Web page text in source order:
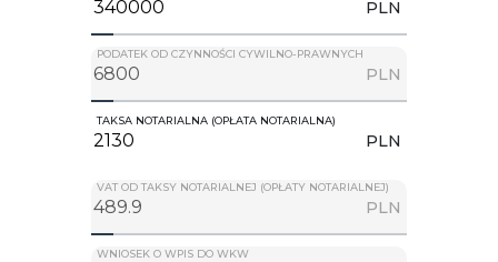
PLN
PODATEK OD CZYNNOŚCI CYWILNO-PRAWNYCH
PLN
TAKSA NOTARIALNA (OPŁATA NOTARIALNA)
PLN
VAT OD TAKSY NOTARIALNEJ (OPŁATY NOTARIALNEJ)
PLN
WNIOSEK O WPIS DO WKW